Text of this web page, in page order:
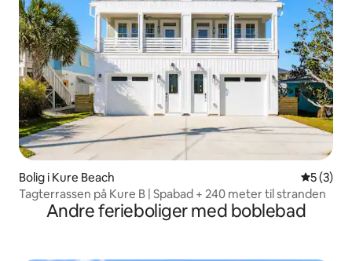
Bolig i Kure Beach 5 ud af 5
5 (3)
Tagterrassen på Kure B | Spabad + 240 meter til stranden
Andre ferieboliger med boblebad